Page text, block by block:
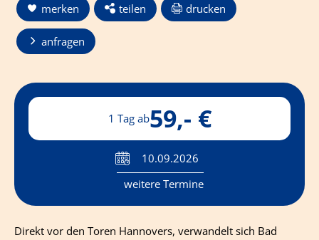
merken teilen drucken
anfragen
1 Tag ab59,- €
10.09.2026
weitere Termine
Direkt vor den Toren Hannovers, verwandelt sich Bad